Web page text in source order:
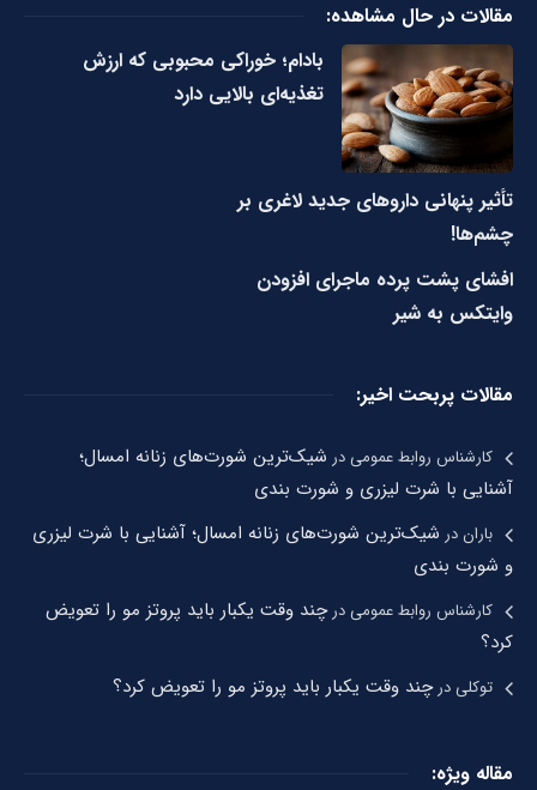
مقالات در حال مشاهده:
بادام؛ خوراکی محبوبی که ارزش
تغذیه‌ای بالایی دارد
تأثیر پنهانی داروهای جدید لاغری بر
چشم‌ها!
افشای پشت پرده ماجرای افزودن
وایتکس به شیر
مقالات پربحت اخیر:
کارشناس روابط عمومیدر شیک‌ترین شورت‌های زنانه امسال؛
آشنایی با شرت لیزری و شورت بندی
باراندر شیک‌ترین شورت‌های زنانه امسال؛ آشنایی با شرت لیزری
و شورت بندی
کارشناس روابط عمومیدرچند وقت یکبار باید پروتز مو را تعویض
کرد؟
توکلیدرچند وقت یکبار باید پروتز مو را تعویض کرد؟
مقاله ویژه: